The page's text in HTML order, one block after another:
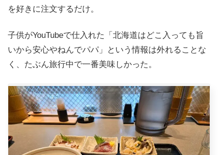
を好きに注文するだけ。
子供がYouTubeで仕入れた「北海道はどこ入っても旨
いから安心やねんでパパ」という情報は外れることな
く、たぶん旅行中で一番美味しかった。